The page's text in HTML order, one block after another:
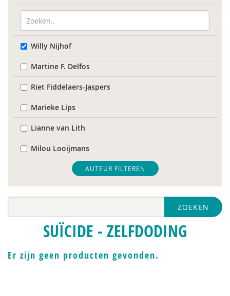
Willy Nijhof
Martine F. Delfos
Riet Fiddelaers-Jaspers
Marieke Lips
Lianne van Lith
Milou Looijmans
Monique van ’t Erve
Toon Verlaan
AUTEUR FILTEREN
ZOEKEN
SUÏCIDE - ZELFDODING
Er zijn geen producten gevonden.